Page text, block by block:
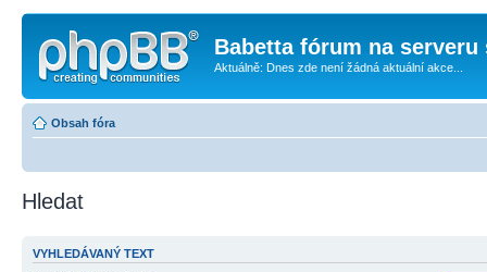
Babetta fórum na serveru
Aktuálně: Dnes zde není žádná aktuální akce...
Obsah fóra
Hledat
VYHLEDÁVANÝ TEXT